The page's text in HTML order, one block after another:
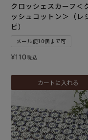
クロッシェスカーフ＜
ッシュコットン＞（レ
ピ）
メール便10個まで可
¥110税込
カートに入れる